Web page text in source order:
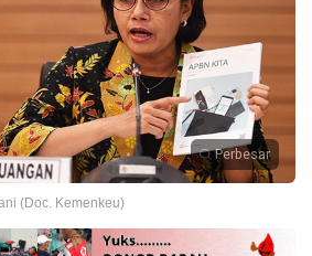
Perbesar
(Doc. Kemenkeu)